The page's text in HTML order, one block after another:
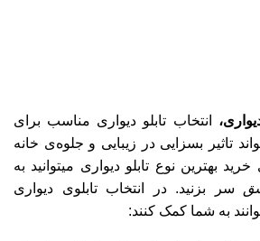
انتخاب تابلو دیواری مناسب برای
تاثیر بسزایی در زیبایی و جلوه‌ی خانه
بهترین نوع تابلو دیواری میتوانید به
سر بزنید. در انتخاب تابلوی دیواری
به شما کمک کنند: